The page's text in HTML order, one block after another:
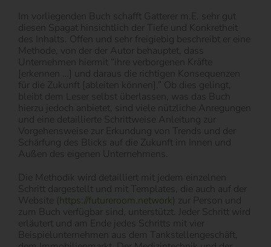
Im vorliegenden Buch schafft Gatterer m.E. sehr gut
diesen Spagat hinsichtlich der Tiefe und Konkretheit
des Inhalts. Offen und sehr freigiebig beschreibt er eine
Methode, von der der Autor behauptet, dass
Unternehmen hiermit “ihre verborgenen Kräfte
[erkennen …] und daraus die richtigen Konsequenzen
für die Zukunft [ableiten können].” Ob dies gelingt,
bleibt dem Leser selbst überlassen, was das Buch
hierzu jedoch anbietet, sind viele nützliche Anregungen
und eine detaillierte Schrittweise Anleitung zur
Vorgehensweise zur Erkundung von Trends und der
Schärfung des Blicks auf die Zukunft im Innen und
Außen des eigenen Unternehmens.
Die Methodik wird detailliert mit jedem einzelnen
Schritt dargestellt und mit Templates, die auch auf der
Website (https://futureroom.network) zur Person und
zum Buch verfügbar sind, unterstützt. Jeder Schritt wird
erläutert und am Ende jedes Schritts mit vier
Beispielunternehmen aus dem Tankstellengeschäft,